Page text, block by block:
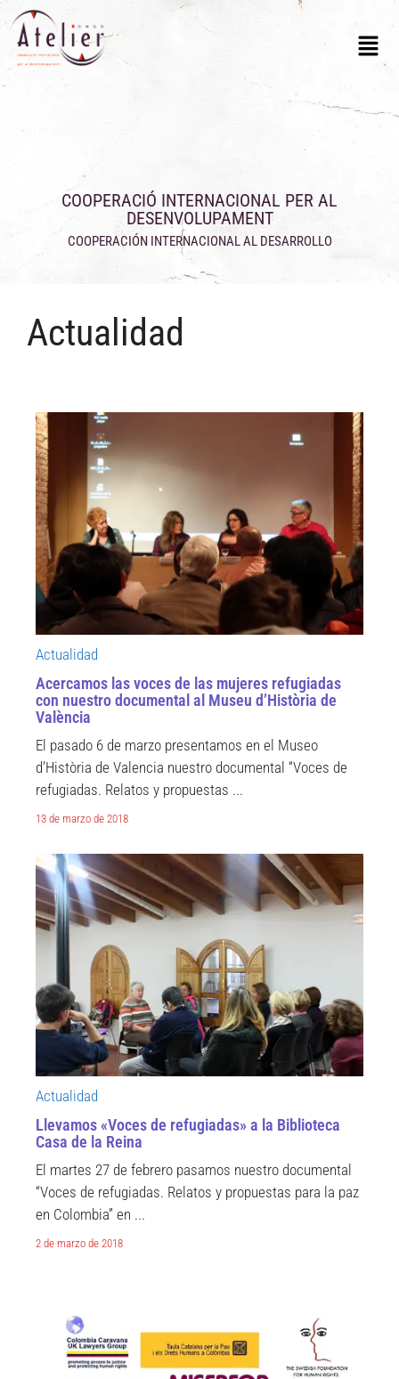
COOPERACIÓ INTERNACIONAL PER AL
DESENVOLUPAMENT
COOPERACIÓN INTERNACIONAL AL DESARROLLO
Actualidad
Actualidad
Acercamos las voces de las mujeres refugiadas
con nuestro documental al Museu d’Història de
València
El pasado 6 de marzo presentamos en el Museo
d’Història de Valencia nuestro documental “Voces de
refugiadas. Relatos y propuestas ...
13 de marzo de 2018
Actualidad
Llevamos «Voces de refugiadas» a la Biblioteca
Casa de la Reina
El martes 27 de febrero pasamos nuestro documental
“Voces de refugiadas. Relatos y propuestas para la paz
en Colombia” en ...
2 de marzo de 2018